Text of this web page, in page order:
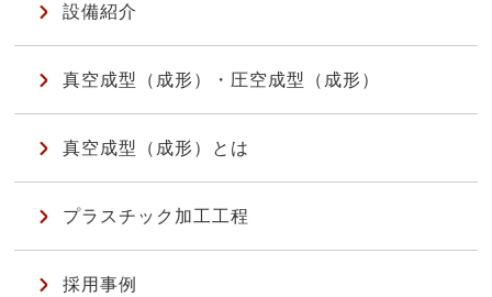
設備紹介
真空成型（成形）・圧空成型（成形）
真空成型（成形）とは
プラスチック加工工程
採用事例